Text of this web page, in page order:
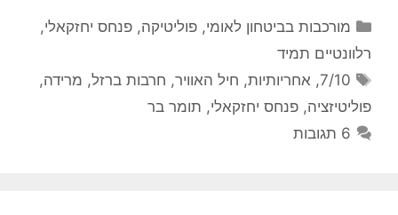
קטגוריות
מורכבות בביטחון לאומי,פוליטיקה,פנחס יחזקאלי,
רלוונטיים תמיד
תגיות
7/10
, אחריותיות, חיל האוויר, חרבות ברזל, מרידה,
פוליטיזציה, פנחס יחזקאלי, תומר בר
6 תגובות